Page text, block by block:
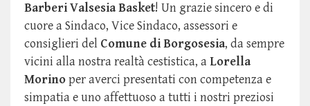
Barberi Valsesia Basket! Un grazie sincero e di
cuore a Sindaco, Vice Sindaco, assessori e
consiglieri del Comune di Borgosesia, da sempre
vicini alla nostra realtà cestistica, aLorella
Morinoper averci presentati con competenza e
simpatia e uno affettuoso a tutti i nostri preziosi